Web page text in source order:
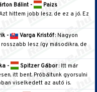
Bálint -
Paizs
hittem jobb lesz, de ez a jó. Ez
- Varga Kristóf: Nagyon
lesz így másodikra, de
- Spitzer Gábor: Itt már
itt bent. Próbáltunk gyorsulni
viselkedett az autó is.